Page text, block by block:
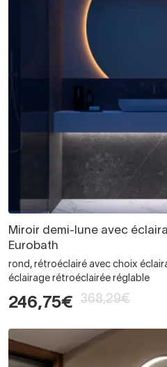
Miroir demi-lune avec
Eurobath
rond, rétroéclairé avec choix
éclairage rétroéclairée réglable
246,75€ 368,29€